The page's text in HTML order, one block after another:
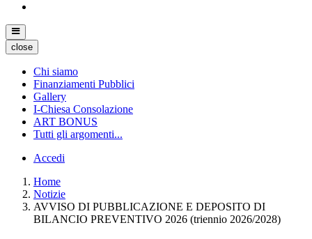
close
Chi siamo
Finanziamenti Pubblici
Gallery
I-Chiesa Consolazione
ART BONUS
Tutti gli argomenti...
Accedi
Home
Notizie
AVVISO DI PUBBLICAZIONE E DEPOSITO DI
BILANCIO PREVENTIVO 2026 (triennio 2026/2028)